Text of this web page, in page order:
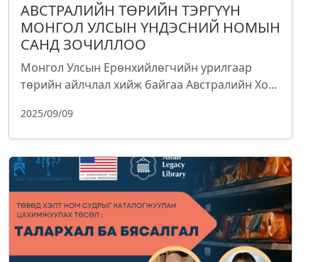
АВСТРАЛИЙН ТӨРИЙН ТЭРГҮҮН
МОНГОЛ УЛСЫН ҮНДЭСНИЙ НОМЫН
САНД ЗОЧИЛЛОО
Монгол Улсын Ерөнхийлөгчийн урилгаар
төрийн айлчлал хийж байгаа Австралийн Хо...
2025/09/09